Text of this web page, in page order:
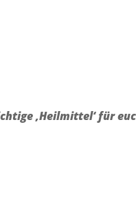
‚Heilmittel‘ für